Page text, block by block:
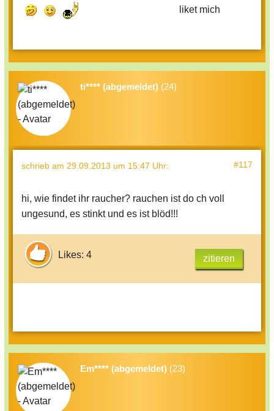
liket mich
ti**** (abgemeldet) (24)
schrieb am 29.09.2013 um 15:47 Uhr: #117
hi, wie findet ihr raucher? rauchen ist do ch voll
ungesund, es stinkt und es ist blöd!!!
Likes: 4 zitieren
Em**** (abgemeldet) (23)